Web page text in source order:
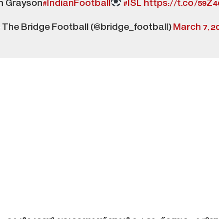
Grayson#IndianFootball #ISL https://t.co/
Bridge Football (@bridge_football)March 7,